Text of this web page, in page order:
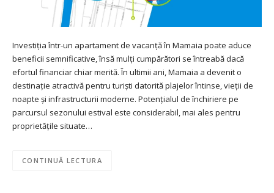
Investiția într-un apartament de vacanță în Mamaia poate aduce
beneficii semnificative, însă mulți cumpărători se întreabă dacă
efortul financiar chiar merită. În ultimii ani, Mamaia a devenit o
destinație atractivă pentru turiști datorită plajelor întinse, vieții de
noapte și infrastructurii moderne. Potențialul de închiriere pe
parcursul sezonului estival este considerabil, mai ales pentru
proprietățile situate…
CONTINUĂ LECTURA